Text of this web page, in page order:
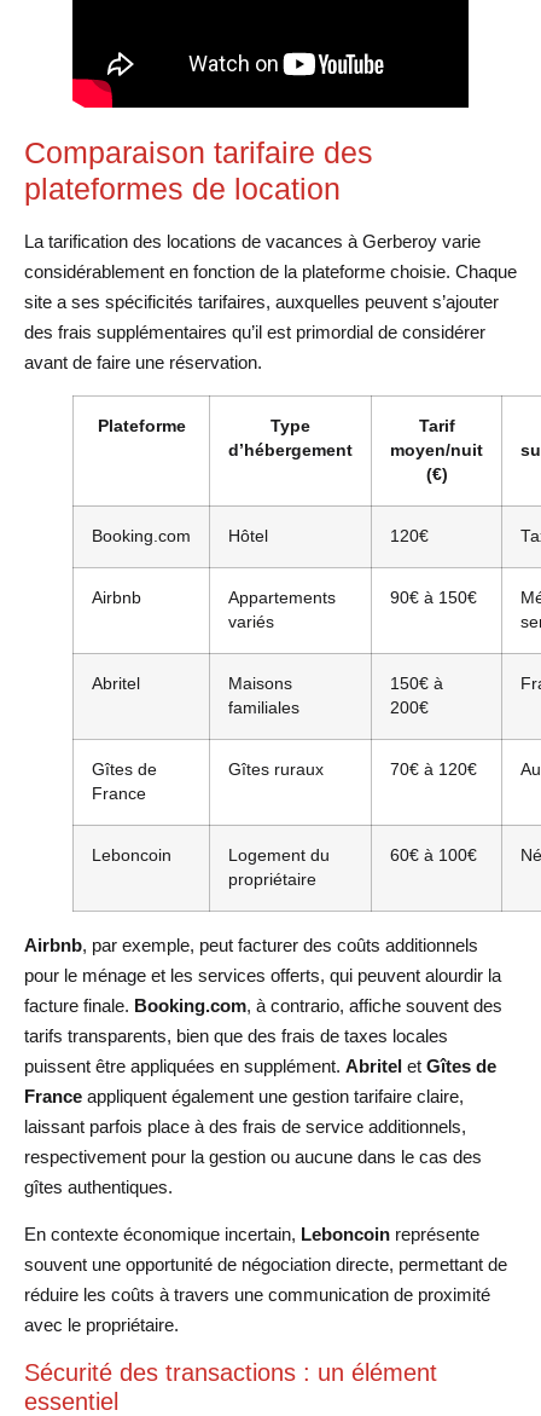
Comparaison tarifaire des
plateformes de location
La tarification des locations de vacances à Gerberoy varie
considérablement en fonction de la plateforme choisie. Chaque
site a ses spécificités tarifaires, auxquelles peuvent s’ajouter
des frais supplémentaires qu’il est primordial de considérer
avant de faire une réservation.
Plateforme
Type
d’hébergement
Tarif
moyen/nuit
(€)
Booking.com Hôtel 120€
Airbnb
Appartements
variés
90€ à 150€
Abritel
Maisons
familiales
150€ à
200€
Gîtes de
France
Gîtes ruraux 70€ à 120€
Leboncoin
Logement du
propriétaire
60€ à 100€
Airbnb, par exemple, peut facturer des coûts additionnels
pour le ménage et les services offerts, qui peuvent alourdir la
facture finale. Booking.com, à contrario, affiche souvent des
tarifs transparents, bien que des frais de taxes locales
puissent être appliquées en supplément. Abritel et Gîtes de
France appliquent également une gestion tarifaire claire,
laissant parfois place à des frais de service additionnels,
respectivement pour la gestion ou aucune dans le cas des
gîtes authentiques.
En contexte économique incertain, Leboncoin représente
souvent une opportunité de négociation directe, permettant de
réduire les coûts à travers une communication de proximité
avec le propriétaire.
Sécurité des transactions : un élément
essentiel